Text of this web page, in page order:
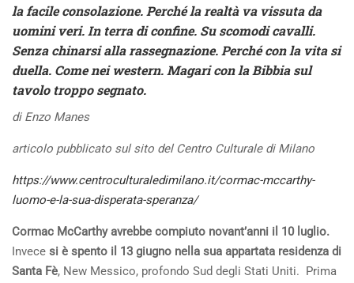
la facile consolazione. Perché la realtà va vissuta da
uomini veri. In terra di confine. Su scomodi cavalli.
Senza chinarsi alla rassegnazione. Perché con la vita si
duella. Come nei western. Magari con la Bibbia sul
tavolo troppo segnato.
di Enzo Manes
articolo pubblicato sul sito del Centro Culturale di Milano
https://www.centroculturaledimilano.it/cormac-mccarthy-
luomo-e-la-sua-disperata-speranza/
Cormac McCarthy avrebbe compiuto novant’anni il 10 luglio.
Invece si è spento il 13 giugno nella sua appartata residenza di
Santa Fè, New Messico, profondo Sud degli Stati Uniti. Prima